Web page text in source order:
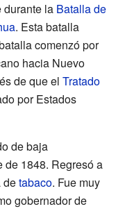
durante la Batalla de
. Esta batalla
comenzó por
hacia Nuevo
de que el Tratado
por Estados
de baja
de 1848. Regresó a
detabaco. Fue muy
gobernador de